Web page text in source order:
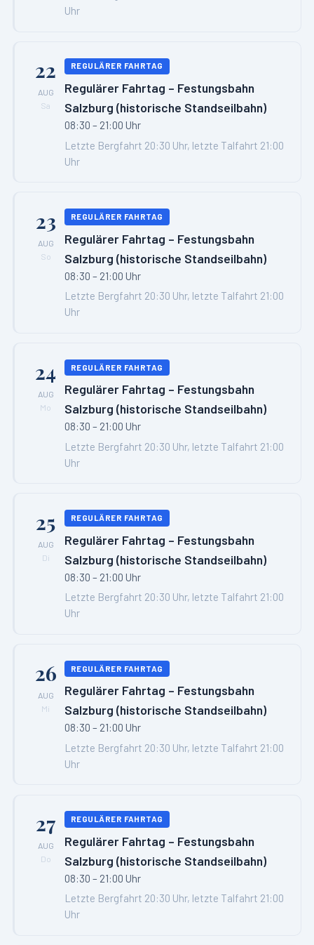
Uhr
22
AUG
Sa
REGULÄRER FAHRTAG
Regulärer Fahrtag – Festungsbahn
Salzburg (historische Standseilbahn)
08:30 – 21:00 Uhr
Letzte Bergfahrt 20:30 Uhr, letzte Talfahrt 21:00
Uhr
23
AUG
So
REGULÄRER FAHRTAG
Regulärer Fahrtag – Festungsbahn
Salzburg (historische Standseilbahn)
08:30 – 21:00 Uhr
Letzte Bergfahrt 20:30 Uhr, letzte Talfahrt 21:00
Uhr
24
AUG
Mo
REGULÄRER FAHRTAG
Regulärer Fahrtag – Festungsbahn
Salzburg (historische Standseilbahn)
08:30 – 21:00 Uhr
Letzte Bergfahrt 20:30 Uhr, letzte Talfahrt 21:00
Uhr
25
AUG
Di
REGULÄRER FAHRTAG
Regulärer Fahrtag – Festungsbahn
Salzburg (historische Standseilbahn)
08:30 – 21:00 Uhr
Letzte Bergfahrt 20:30 Uhr, letzte Talfahrt 21:00
Uhr
26
AUG
Mi
REGULÄRER FAHRTAG
Regulärer Fahrtag – Festungsbahn
Salzburg (historische Standseilbahn)
08:30 – 21:00 Uhr
Letzte Bergfahrt 20:30 Uhr, letzte Talfahrt 21:00
Uhr
27
AUG
Do
REGULÄRER FAHRTAG
Regulärer Fahrtag – Festungsbahn
Salzburg (historische Standseilbahn)
08:30 – 21:00 Uhr
Letzte Bergfahrt 20:30 Uhr, letzte Talfahrt 21:00
Uhr